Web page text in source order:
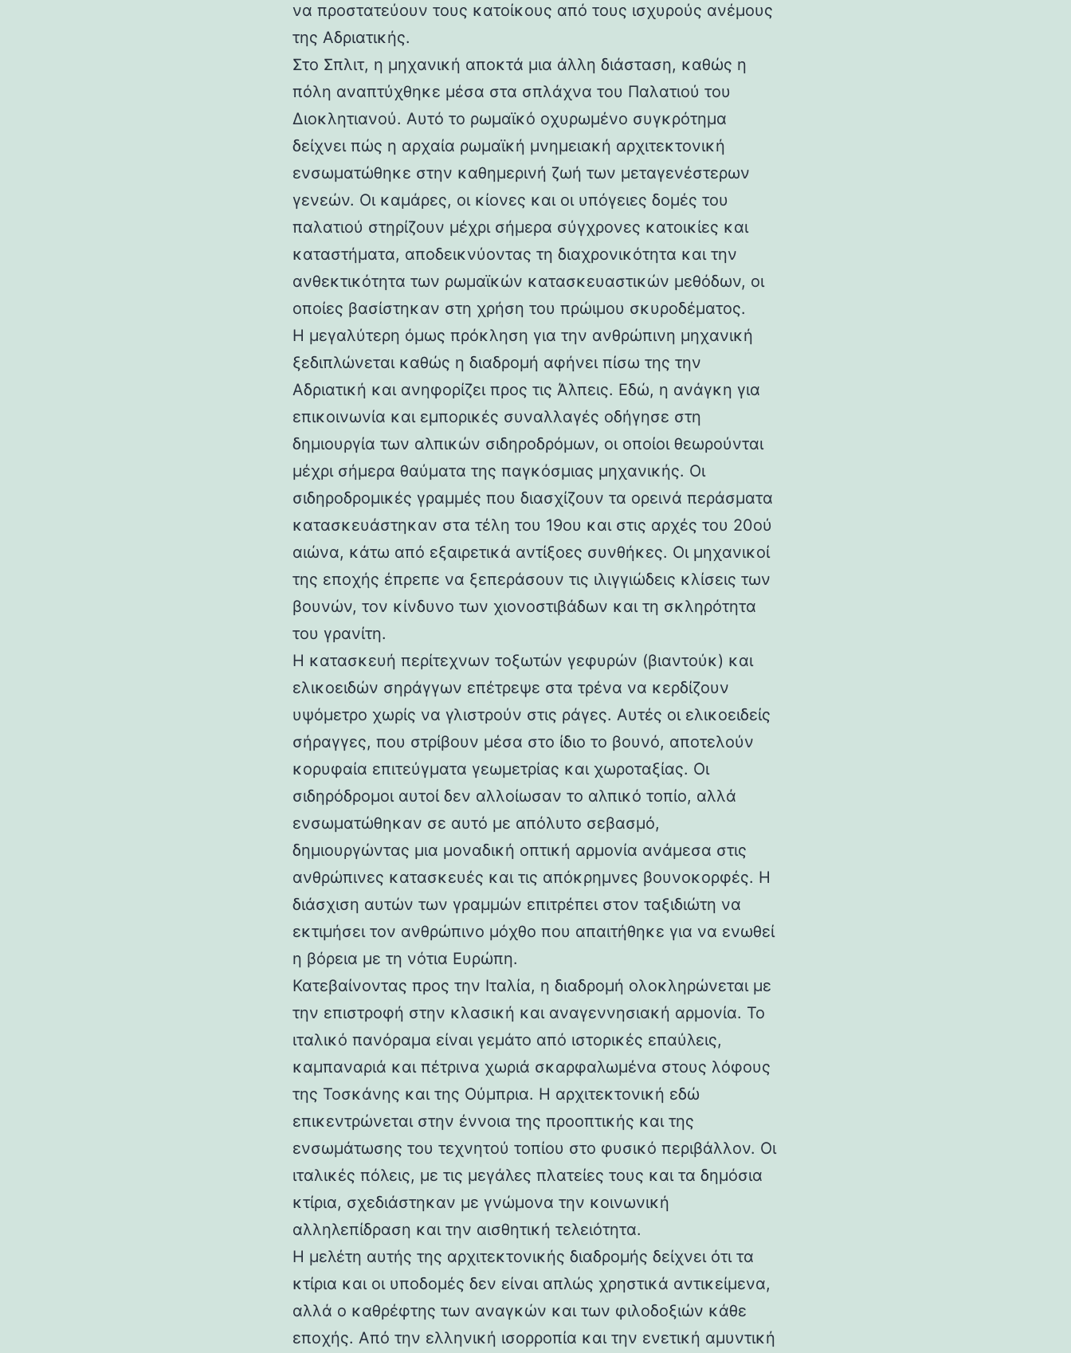
να προστατεύουν τους κατοίκους από τους ισχυρούς ανέμους
της Αδριατικής.
Στο Σπλιτ, η μηχανική αποκτά μια άλλη διάσταση, καθώς η
πόλη αναπτύχθηκε μέσα στα σπλάχνα του Παλατιού του
Διοκλητιανού. Αυτό το ρωμαϊκό οχυρωμένο συγκρότημα
δείχνει πώς η αρχαία ρωμαϊκή μνημειακή αρχιτεκτονική
ενσωματώθηκε στην καθημερινή ζωή των μεταγενέστερων
γενεών. Οι καμάρες, οι κίονες και οι υπόγειες δομές του
παλατιού στηρίζουν μέχρι σήμερα σύγχρονες κατοικίες και
καταστήματα, αποδεικνύοντας τη διαχρονικότητα και την
ανθεκτικότητα των ρωμαϊκών κατασκευαστικών μεθόδων, οι
οποίες βασίστηκαν στη χρήση του πρώιμου σκυροδέματος.
Η μεγαλύτερη όμως πρόκληση για την ανθρώπινη μηχανική
ξεδιπλώνεται καθώς η διαδρομή αφήνει πίσω της την
Αδριατική και ανηφορίζει προς τις Άλπεις. Εδώ, η ανάγκη για
επικοινωνία και εμπορικές συναλλαγές οδήγησε στη
δημιουργία των αλπικών σιδηροδρόμων, οι οποίοι θεωρούνται
μέχρι σήμερα θαύματα της παγκόσμιας μηχανικής. Οι
σιδηροδρομικές γραμμές που διασχίζουν τα ορεινά περάσματα
κατασκευάστηκαν στα τέλη του 19ου και στις αρχές του 20ού
αιώνα, κάτω από εξαιρετικά αντίξοες συνθήκες. Οι μηχανικοί
της εποχής έπρεπε να ξεπεράσουν τις ιλιγγιώδεις κλίσεις των
βουνών, τον κίνδυνο των χιονοστιβάδων και τη σκληρότητα
του γρανίτη.
Η κατασκευή περίτεχνων τοξωτών γεφυρών (βιαντούκ) και
ελικοειδών σηράγγων επέτρεψε στα τρένα να κερδίζουν
υψόμετρο χωρίς να γλιστρούν στις ράγες. Αυτές οι ελικοειδείς
σήραγγες, που στρίβουν μέσα στο ίδιο το βουνό, αποτελούν
κορυφαία επιτεύγματα γεωμετρίας και χωροταξίας. Οι
σιδηρόδρομοι αυτοί δεν αλλοίωσαν το αλπικό τοπίο, αλλά
ενσωματώθηκαν σε αυτό με απόλυτο σεβασμό,
δημιουργώντας μια μοναδική οπτική αρμονία ανάμεσα στις
ανθρώπινες κατασκευές και τις απόκρημνες βουνοκορφές. Η
διάσχιση αυτών των γραμμών επιτρέπει στον ταξιδιώτη να
εκτιμήσει τον ανθρώπινο μόχθο που απαιτήθηκε για να ενωθεί
η βόρεια με τη νότια Ευρώπη.
Κατεβαίνοντας προς την Ιταλία, η διαδρομή ολοκληρώνεται με
την επιστροφή στην κλασική και αναγεννησιακή αρμονία. Το
ιταλικό πανόραμα είναι γεμάτο από ιστορικές επαύλεις,
καμπαναριά και πέτρινα χωριά σκαρφαλωμένα στους λόφους
της Τοσκάνης και της Ούμπρια. Η αρχιτεκτονική εδώ
επικεντρώνεται στην έννοια της προοπτικής και της
ενσωμάτωσης του τεχνητού τοπίου στο φυσικό περιβάλλον. Οι
ιταλικές πόλεις, με τις μεγάλες πλατείες τους και τα δημόσια
κτίρια, σχεδιάστηκαν με γνώμονα την κοινωνική
αλληλεπίδραση και την αισθητική τελειότητα.
Η μελέτη αυτής της αρχιτεκτονικής διαδρομής δείχνει ότι τα
κτίρια και οι υποδομές δεν είναι απλώς χρηστικά αντικείμενα,
αλλά ο καθρέφτης των αναγκών και των φιλοδοξιών κάθε
εποχής. Από την ελληνική ισορροπία και την ενετική αμυντική